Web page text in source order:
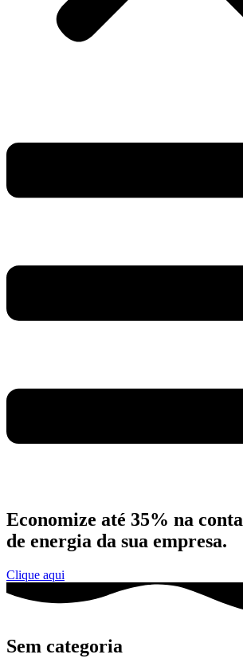
Economize até 35% na conta
de energia da sua empresa.
Clique aqui
Sem categoria